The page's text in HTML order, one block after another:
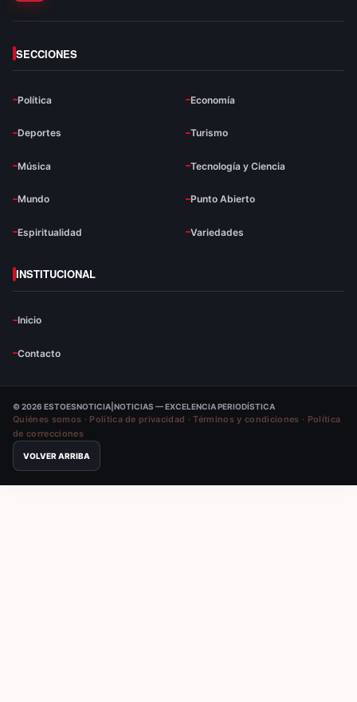
SECCIONES
Política Economía
Deportes Turismo
Música Tecnología y Ciencia
Mundo Punto Abierto
Espiritualidad Variedades
INSTITUCIONAL
Inicio
Contacto
© 2026 ESTOESNOTICIA|NOTICIAS — EXCELENCIA PERIODÍSTICA
Quiénes somos · Política de privacidad ·Términos y condiciones · Política
de correcciones
VOLVER ARRIBA